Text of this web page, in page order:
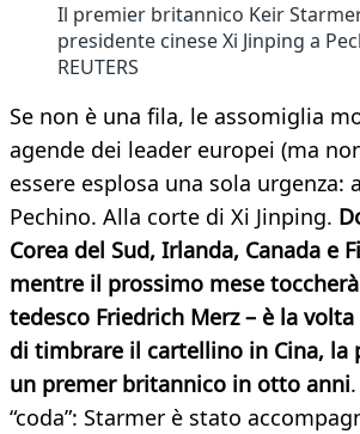
Il premier britannico Keir
presidente cinese Xi Jinping a
REUTERS
Se non è una fila, le assomiglia
agende dei leader europei (ma
essere esplosa una sola urgenza:
Pechino. Alla corte di Xi Jinping.
Corea del Sud, Irlanda, Canada e
mentre il prossimo mese
tedesco Friedrich Merz – è la
di timbrare il cartellino in Cina, la
un premer britannico in otto anni
“coda”: Starmer è stato